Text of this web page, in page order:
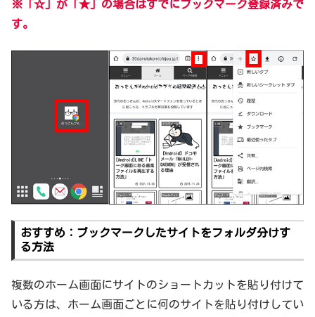
※「☆」が「★」の場合はすでにブックマーク登録済みで
す。
おすすめ：ブックマークしたサイトをフォルダ分けす
る方法
複数のホーム画面にサイトのショートカットを貼り付けて
いる方は、ホーム画面ごとに何のサイトを貼り付けしてい